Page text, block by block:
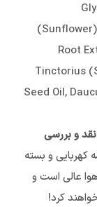
Root
Tinctorius
Seed Oil,
و بررسی
کهربایی و بسته
عالی است و
کرد!